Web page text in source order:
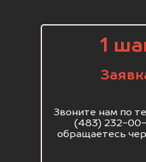
1
Звоните нам по
(483) 232-00-
обращаетесь